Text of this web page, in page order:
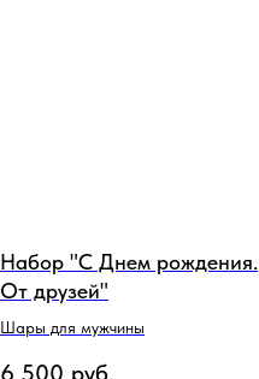
Набор "С Днем рождения.
От друзей"
Шары для мужчины
6 500 руб.